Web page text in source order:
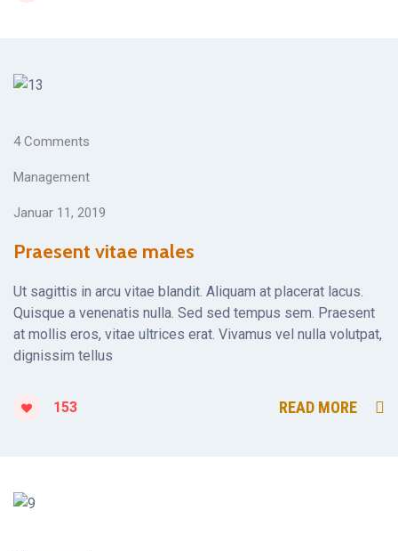
4 Comments
Management
Januar 11, 2019
Praesent vitae males
Ut sagittis in arcu vitae blandit. Aliquam at placerat lacus.
Quisque a venenatis nulla. Sed sed tempus sem. Praesent
at mollis eros, vitae ultrices erat. Vivamus vel nulla volutpat,
dignissim tellus
153 READ MORE